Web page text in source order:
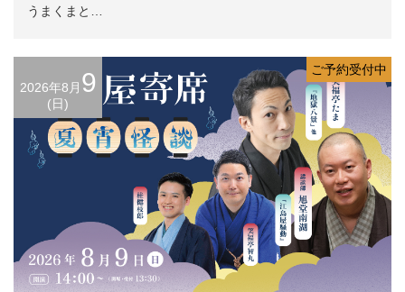
うまくまと…
2026年8月 9
(日)
ご予約受付中